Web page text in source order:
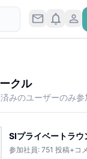
クル
みのユーザーのみ参
SIプライベートラウ
参加社員: 751 投稿+コ